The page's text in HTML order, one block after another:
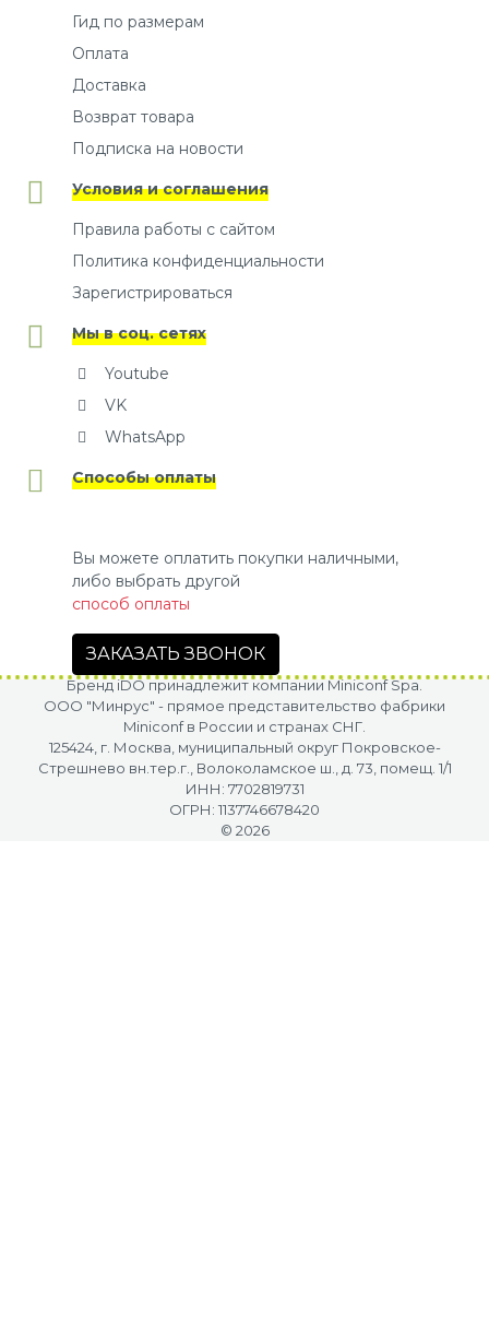
Гид по размерам
Оплата
Доставка
Возврат товара
Подписка на новости
Условия и соглашения
Правила работы с сайтом
Политика конфиденциальности
Зарегистрироваться
Мы в соц. сетях
Youtube
VK
WhatsApp
Способы оплаты
Вы можете оплатить покупки наличными,
либо выбрать другой
способ оплаты
ЗАКАЗАТЬ ЗВОНОК
Бренд iDO принадлежит компании Miniconf Spa.
OOO "Минрус" - прямое представительство фабрики
Miniconf в России и странах СНГ.
125424, г. Москва, муниципальный округ Покровское-
Стрешнево вн.тер.г., Волоколамское ш., д. 73, помещ. 1/1
ИНН: 7702819731
ОГРН: 1137746678420
© 2026